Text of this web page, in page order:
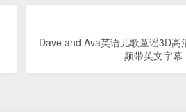
Dave and Ava英语儿歌童谣3D
频带英文字幕